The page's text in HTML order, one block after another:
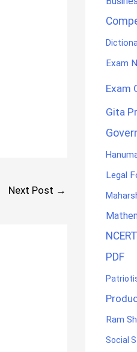
Next Post →
Exam
Exam
Gita
Legal
PDF
Ram
Social